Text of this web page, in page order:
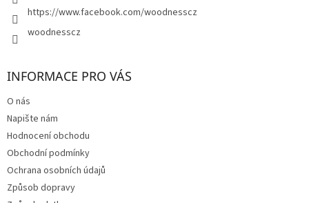
https://www.facebook.com/woodnesscz
woodnesscz
INFORMACE PRO VÁS
O nás
Napište nám
Hodnocení obchodu
Obchodní podmínky
Ochrana osobních údajů
Způsob dopravy